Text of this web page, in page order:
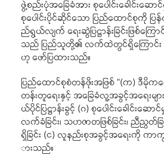
ဖွဲ့စည်းပုံအခြေခံအား စုပေါင်းခေါင်းဆောင်
စုပေါင်းပိုင်ဆိုင်သော ပြည်ထောင်စုကို
ည်ရွယ်လျက် ရေးဆွဲပြဋ္ဌာန်းခြင်းဖြစ်ကြ
သည် ပြည်သူတို့၏ လက်ထဲတွင်ရှိကြောင်း
ဟု ဖော်ပြထားသည်။
ပြည်ထောင်စုစံတန်ဖိုးအဖြစ် "(က) ဒီမိုကရ
တန်းတူရေးနှင့် အခြေခံလူ့အခွင့်အရေးမျ
ယ်ပိုင်ပြဋ္ဌာန်းခွင့် (ဂ) စုပေါင်းခေါင်းဆ
လက်ခံခြင်း၊ သဟဇာတဖြစ်ခြင်း၊ ညီညွတ်ခ
ရှိခြင်း (င) လူနည်းစုအခွင့်အရေးကို က
ားသည်။